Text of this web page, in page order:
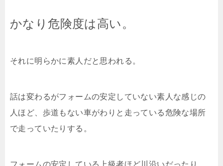
かなり危険度は高い。
それに明らかに素人だと思われる。
話は変わるがフォームの安定していない素人な感じの
人ほど、歩道もない車がわりと走っている危険な場所
で走っていたりする。
フォームの安定している上級者ほど川沿いだったり、